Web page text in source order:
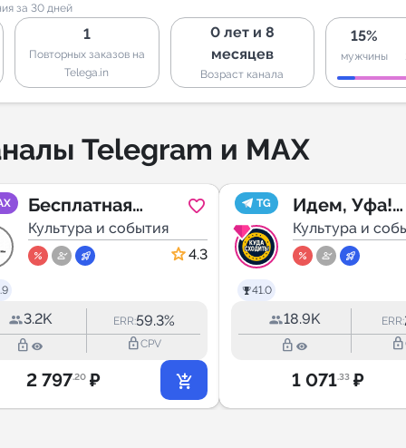
за 30 дней
1
Повторных заказов на
Telega.in
0 лет и 8
месяцев
Возраст канала
15%
мужчины
Telegram и MAX
Бесплатная
Москва |Афиша
Москвы
Культура и события
4.3
3.2K ERR:59.3%
lock_outline lock_outlineCPV
2 797.20 ₽
TG
41.0
Идем, Уфа!
Афиша
Культура и
18.9K ERR:
lock_outline lock_outline
1 071.33 ₽